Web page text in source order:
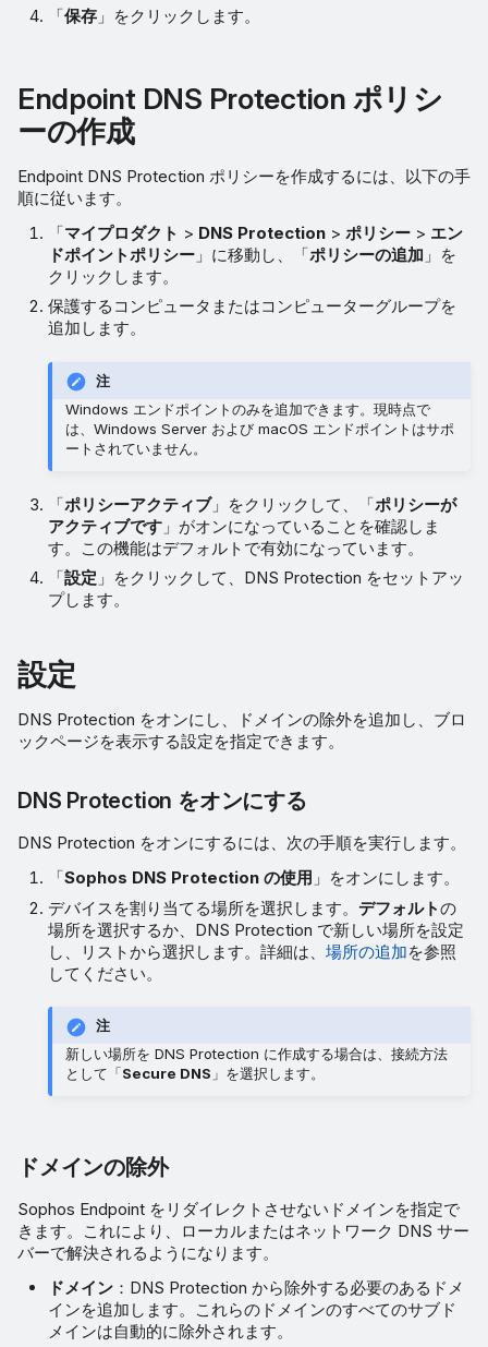
「保存 」をクリックします。
Endpoint DNS Protection ポリシ
ーの作成
Endpoint DNS Protection ポリシーを作成するには、以下の手
順に従います。
「マイプロダクト > DNS Protection >ポリシー > エン
ドポイントポリシー 」に移動し、「ポリシーの追加 」を
クリックします。
保護するコンピュータまたはコンピューターグループを
追加します。
注
Windows エンドポイントのみを追加できます。現時点で
は、Windows Server および macOS エンドポイントはサポ
ートされていません。
「ポリシーアクティブ」をクリックして、「ポリシーが
アクティブです 」がオンになっていることを確認しま
す。この機能はデフォルトで有効になっています。
「設定 」をクリックして、DNS Protection をセットアッ
プします。
設定
DNS Protection をオンにし、ドメインの除外を追加し、ブロ
ックページを表示する設定を指定できます。
DNS Protection をオンにする
DNS Protection をオンにするには、次の手順を実行します。
「Sophos DNS Protection の使用 」をオンにします。
デバイスを割り当てる場所を選択します。デフォルトの
場所を選択するか、DNS Protection で新しい場所を設定
し、リストから選択します。詳細は、場所の追加を参照
してください。
注
新しい場所を DNS Protection に作成する場合は、接続方法
として「Secure DNS 」を選択します。
ドメインの除外
Sophos Endpoint をリダイレクトさせないドメインを指定で
きます。これにより、ローカルまたはネットワーク DNS サー
バーで解決されるようになります。
ドメイン ：DNS Protection から除外する必要のあるドメ
インを追加します。これらのドメインのすべてのサブド
メインは自動的に除外されます。